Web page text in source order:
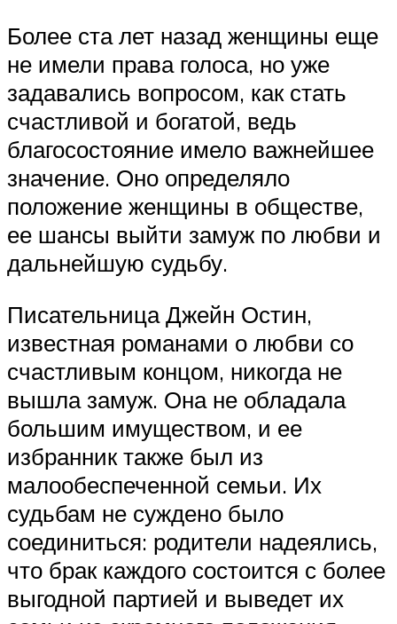
Более ста лет назад женщины еще
не имели права голоса, но уже
задавались вопросом, как стать
счастливой и богатой, ведь
благосостояние имело важнейшее
значение. Оно определяло
положение женщины в обществе,
ее шансы выйти замуж по любви и
дальнейшую судьбу.
Писательница Джейн Остин,
известная романами о любви со
счастливым концом, никогда не
вышла замуж. Она не обладала
большим имуществом, и ее
избранник также был из
малообеспеченной семьи. Их
судьбам не суждено было
соединиться: родители надеялись,
что брак каждого состоится с более
выгодной партией и выведет их